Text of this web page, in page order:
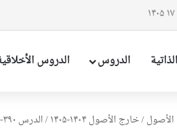
الدروس الدروس
/خارج الأصول ۱۴۰۴-۱۴۰۵ /الدرس ۳۹۰- الكلام في أن اعتبار الأمارات والاُصول علی نحو الطريقية يقتضي عدم الإجزاء واعتبارها علی نحو السببية يقتضي الحکم بالإجزاء